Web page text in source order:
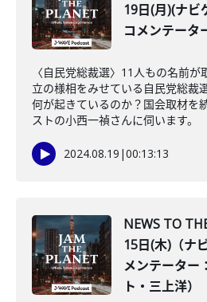
19日(月)(ナビ
コメンテータ
〈自民党総裁選〉11人もの名前
立の様相をみせている自民党総裁
何が起きているのか？国会取材を
ストの小西一禎さんに伺います。
2024.08.19 |00:13:13
NEWS TO
15日(木)（ナ
メンテーター
ト・三上洋）